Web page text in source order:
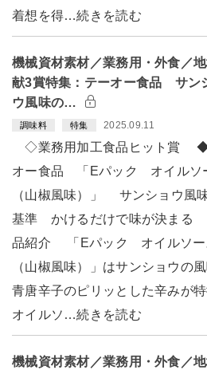
着想を得…続きを読む
機械資材素材／業務用・外食／
献3賞特集：テーオー食品 サン
ウ風味の…
調味料 特集 2025.09.11
◇業務用加工食品ヒット賞
オー食品 「Eパック オイルソ
（山椒風味）」 サンショウ風
基準 かけるだけで味が決まる
品紹介 「Eパック オイルソー
（山椒風味）」はサンショウの
青唐辛子のピリッとした辛みが
オイルソ…続きを読む
機械資材素材／業務用・外食／